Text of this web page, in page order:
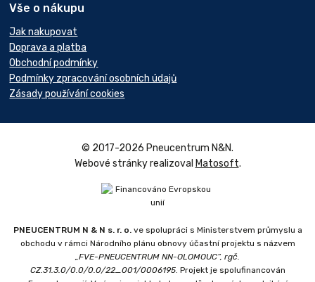
Vše o nákupu
Jak nakupovat
Doprava a platba
Obchodní podmínky
Podmínky zpracování osobních údajů
Zásady používání cookies
© 2017-2026 Pneucentrum N&N.
Webové stránky realizoval Matosoft.
PNEUCENTRUM N & N s. r. o. ve spolupráci s Ministerstvem průmyslu a
obchodu v rámci Národního plánu obnovy účastní projektu s názvem
„FVE-PNEUCENTRUM NN-OLOMOUC“, rgč.
CZ.31.3.0/0.0/0.0/22_001/0006195. Projekt je spolufinancován